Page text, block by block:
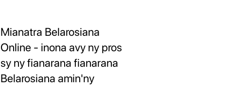
Mianatra Belarosiana
Online - inona avy ny pros
sy ny fianarana fianarana
Belarosiana amin'ny